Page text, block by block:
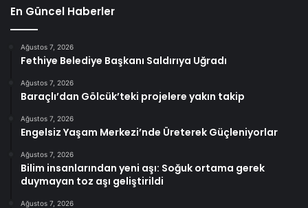
En Güncel Haberler
Ağustos 7, 2026
Fethiye Belediye Başkanı Saldırıya Uğradı
Ağustos 7, 2026
Baraçlı’dan Gölcük’teki projelere yakın takip
Ağustos 7, 2026
Engelsiz Yaşam Merkezi’nde Üreterek Güçleniyorlar
Ağustos 7, 2026
Bilim insanlarından yeni aşı: Soğuk ortama gerek
duymayan toz aşı geliştirildi
Ağustos 7, 2026